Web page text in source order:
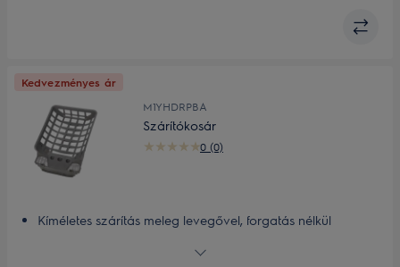
Kedvezményes ár
M1YHDRPBA
0 (0)
Szárítókosár
Kíméletes szárítás meleg levegővel, forgatás nélkül